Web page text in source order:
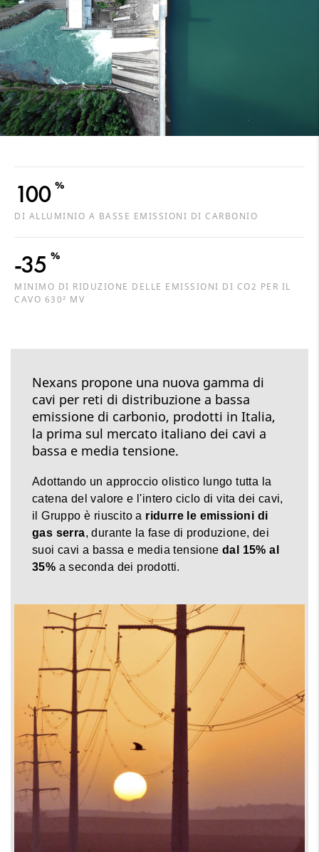
100 %
DI ALLUMINIO A BASSE EMISSIONI DI CARBONIO
-35 %
MINIMO DI RIDUZIONE DELLE EMISSIONI DI CO2 PER IL
CAVO 630² MV
Nexans propone una nuova gamma di
cavi per reti di distribuzione a bassa
emissione di carbonio, prodotti in Italia,
la prima sul mercato italiano dei cavi a
bassa e media tensione.
Adottando un approccio olistico lungo tutta la
catena del valore e l'intero ciclo di vita dei cavi,
il Gruppo è riuscito a ridurre le emissioni di
gas serra, durante la fase di produzione, dei
suoi cavi a bassa e media tensione dal 15% al
35% a seconda dei prodotti.